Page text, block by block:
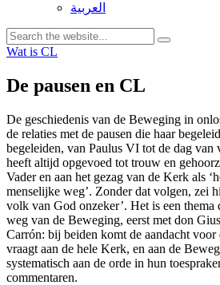
العربية
Wat is CL
De pausen en CL
De geschiedenis van de Beweging in
de relaties met de pausen die haar
begeleiden, van Paulus VI tot de dag van
heeft altijd opgevoed tot trouw en
Vader en aan het gezag van de Kerk als
menselijke weg’. Zonder dat volgen, zei
volk van God onzeker’. Het is een thema
weg van de Beweging, eerst met don
Carrón: bij beiden komt de aandacht voor
vraagt aan de hele Kerk, en aan de
systematisch aan de orde in hun
commentaren.